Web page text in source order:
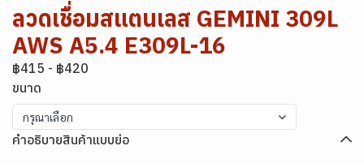
ลวดเชื่อมสแตนเลส GEMINI 309L
AWS A5.4 E309L-16
฿415 - ฿420
ขนาด
กรุณาเลือก
คำอธิบายสินค้าแบบย่อ